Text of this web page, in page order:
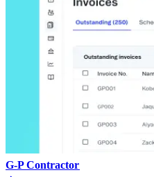
G-P Contractor​​